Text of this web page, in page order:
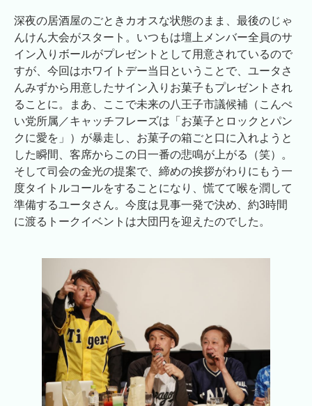
深夜の居酒屋のごときカオスな状態のまま、最後のじゃ
んけん大会がスタート。いつもは壇上メンバー全員のサ
イン入りボールがプレゼントとして用意されているので
すが、今回はホワイトデー当日ということで、ユータさ
んみずから用意したサイン入りお菓子もプレゼントされ
ることに。まあ、ここで未来の八王子市議候補（こんぺ
い党所属／キャッチフレーズは「お菓子とロックとパン
クに愛を」）が暴走し、お菓子の箱ごと口に入れようと
した瞬間、客席からこの日一番の悲鳴が上がる（笑）。
そして司会の金光の提案で、締めの挨拶がわりにもう一
度タイトルコールをすることになり、慌てて喉を潤して
準備するユータさん。今度は見事一発で決め、約3時間
に渡るトークイベントは大団円を迎えたのでした。